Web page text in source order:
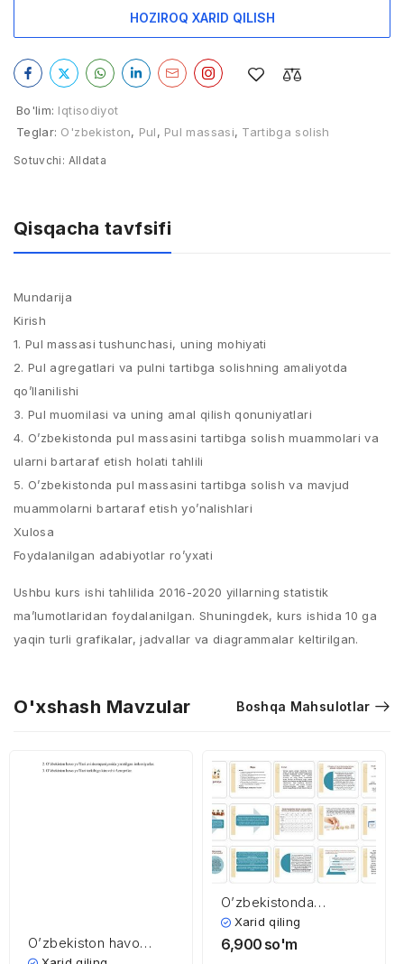
HOZIROQ XARID QILISH
Bo'lim: Iqtisodiyot
Teglar: O'zbekiston, Pul, Pul massasi, Tartibga solish
Sotuvchi: Alldata
Qisqacha tavfsifi
Mundarija
Kirish
1. Pul massasi tushunchasi, uning mohiyati
2. Pul agregatlari va pulni tartibga solishning amaliyotda
qo’llanilishi
3. Pul muomilasi va uning amal qilish qonuniyatlari
4. O’zbekistonda pul massasini tartibga solish muammolari va
ularni bartaraf etish holati tahlili
5. O’zbekistonda pul massasini tartibga solish va mavjud
muammolarni bartaraf etish yo’nalishlari
Xulosa
Foydalanilgan adabiyotlar ro’yxati
Ushbu kurs ishi tahlilida 2016-2020 yillarning statistik
ma’lumotlaridan foydalanilgan. Shuningdek, kurs ishida 10 ga
yaqin turli grafikalar, jadvallar va diagrammalar keltirilgan.
O'xshash Mavzular Boshqa Mahsulotlar
O’zbekiston havo
O’zbekistonda
pensiya tizimi
Xarid qiling
6,900 so'm